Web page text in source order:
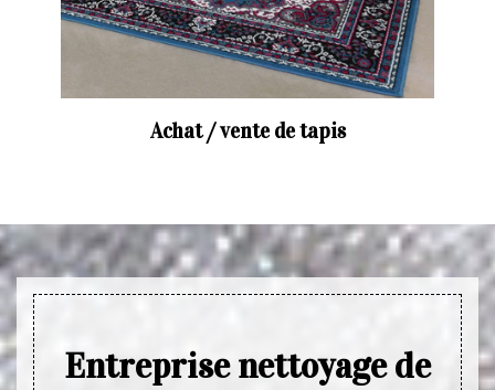
Achat / vente de tapis
Entreprise nettoyage de